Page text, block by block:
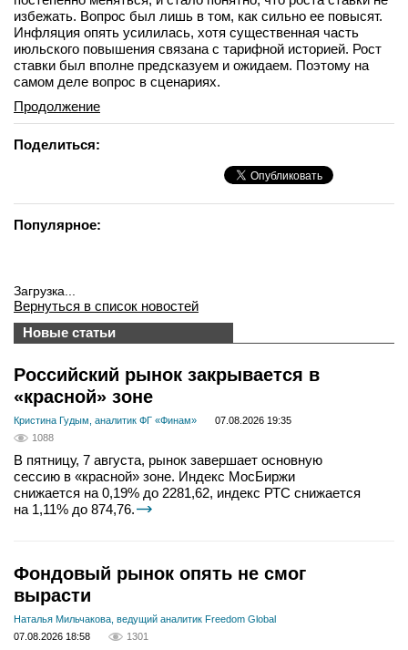
избежать. Вопрос был лишь в том, как сильно ее повысят.
Инфляция опять усилилась, хотя существенная часть
июльского повышения связана с тарифной историей. Рост
ставки был вполне предсказуем и ожидаем. Поэтому на
самом деле вопрос в сценариях.
Продолжение
Поделиться:
Популярное:
Загрузка...
Вернуться в список новостей
Новые статьи
Российский рынок закрывается в
«красной» зоне
Кристина Гудым, аналитик ФГ «Финам»
07.08.2026 19:35
1088
В пятницу, 7 августа, рынок завершает основную
сессию в «красной» зоне. Индекс МосБиржи
снижается на 0,19% до 2281,62, индекс РТС снижается
на 1,11% до 874,76.
Фондовый рынок опять не смог
вырасти
Наталья Мильчакова, ведущий аналитик Freedom Global
07.08.2026 18:58
1301